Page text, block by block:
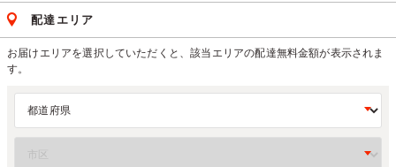
配達エリア
お届けエリアを選択していただくと、該当エリアの配達無料金額が表示されま
す。